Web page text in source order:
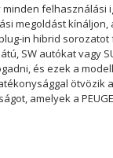
minden felhasználási
megoldást kínáljon,
in hibrid sorozatot
SW autókat vagy
és ezek a
ötvözik
amelyek a